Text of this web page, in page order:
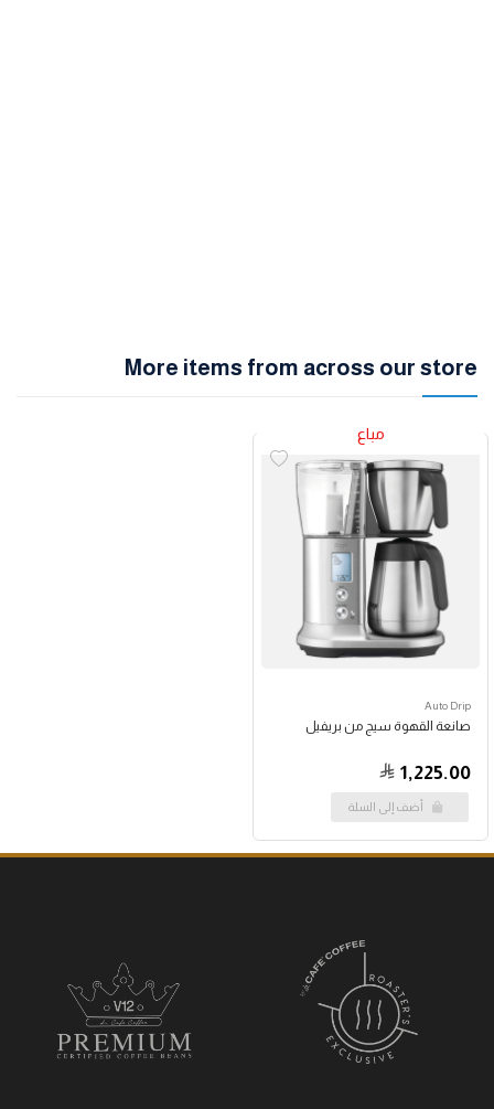
More items from across our store
Auto Drip
صانعة القهوة سيج من بريفيل
1,225.00
مباع
مباع